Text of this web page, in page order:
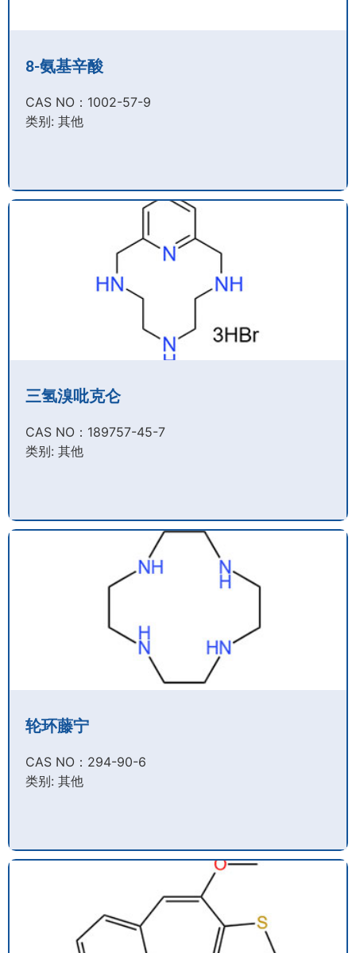
8-氨基辛酸
CAS NO：1002-57-9​
类别: 其他
三氢溴吡克仑
CAS NO：189757-45-7​
类别: 其他
轮环藤宁
CAS NO：294-90-6​
类别: 其他